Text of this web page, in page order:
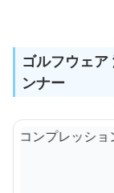
ゴルフウェ
ンナー